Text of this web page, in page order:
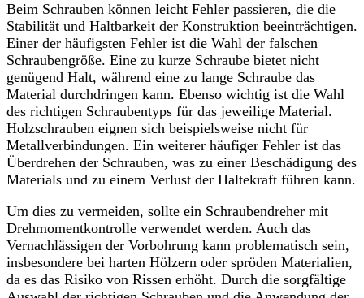
Beim Schrauben können leicht Fehler passieren, die die
Stabilität und Haltbarkeit der Konstruktion beeinträchtigen.
Einer der häufigsten Fehler ist die Wahl der falschen
Schraubengröße. Eine zu kurze Schraube bietet nicht
genügend Halt, während eine zu lange Schraube das
Material durchdringen kann. Ebenso wichtig ist die Wahl
des richtigen Schraubentyps für das jeweilige Material.
Holzschrauben eignen sich beispielsweise nicht für
Metallverbindungen. Ein weiterer häufiger Fehler ist das
Überdrehen der Schrauben, was zu einer Beschädigung des
Materials und zu einem Verlust der Haltekraft führen kann.
Um dies zu vermeiden, sollte ein Schraubendreher mit
Drehmomentkontrolle verwendet werden. Auch das
Vernachlässigen der Vorbohrung kann problematisch sein,
insbesondere bei harten Hölzern oder spröden Materialien,
da es das Risiko von Rissen erhöht. Durch die sorgfältige